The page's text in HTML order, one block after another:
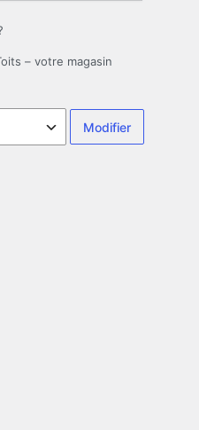
– votre magasin